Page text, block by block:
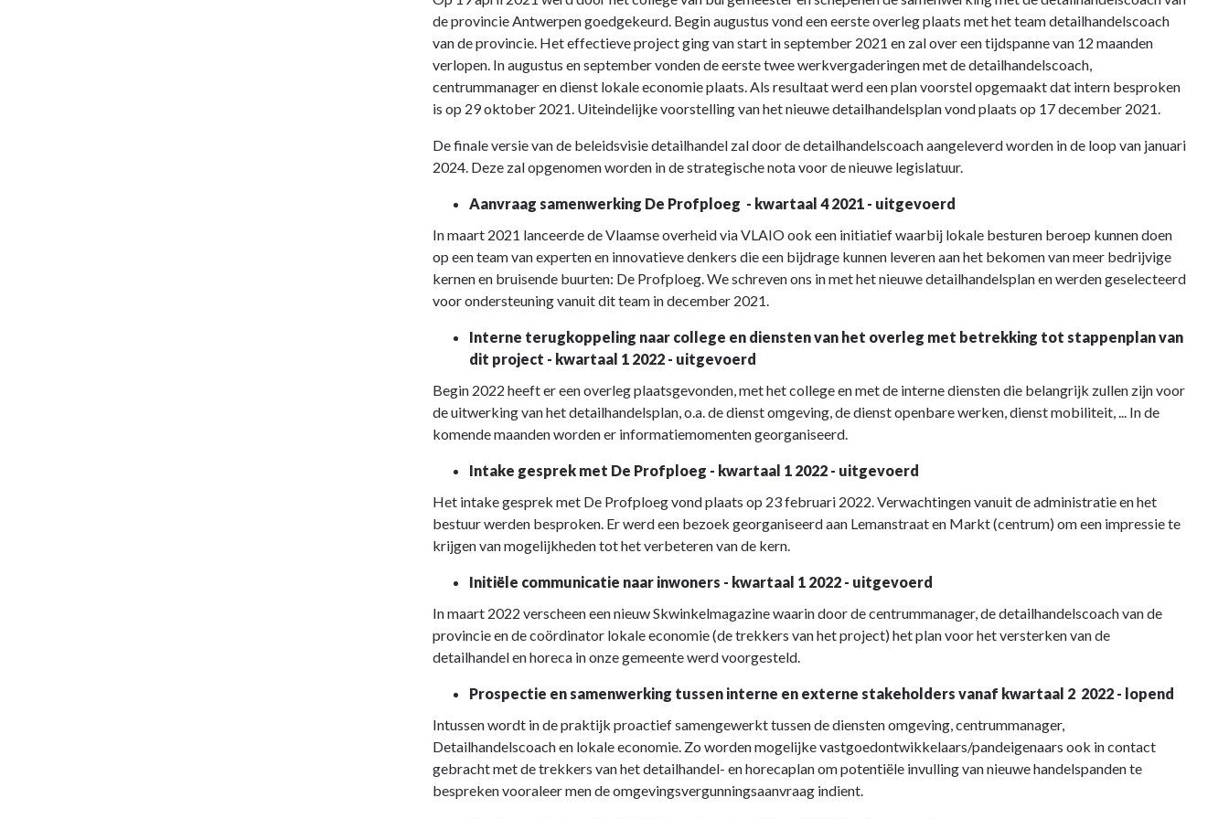
de provincie Antwerpen goedgekeurd. Begin augustus vond een eerste overleg plaats met het team detailhandelscoach
van de provincie. Het effectieve project ging van start in september 2021 en zal over een tijdspanne van 12 maanden
verlopen. In augustus en september vonden de eerste twee werkvergaderingen met de detailhandelscoach,
centrummanager en dienst lokale economie plaats. Als resultaat werd een plan voorstel opgemaakt dat intern besproken
is op 29 oktober 2021. Uiteindelijke voorstelling van het nieuwe detailhandelsplan vond plaats op 17 december 2021.
De finale versie van de beleidsvisie detailhandel zal door de detailhandelscoach aangeleverd worden in de loop van januari
2024. Deze zal opgenomen worden in de strategische nota voor de nieuwe legislatuur.
Aanvraag samenwerking De Profploeg - kwartaal 4 2021 - uitgevoerd
In maart 2021 lanceerde de Vlaamse overheid via VLAIO ook een initiatief waarbij lokale besturen beroep kunnen doen
op een team van experten en innovatieve denkers die een bijdrage kunnen leveren aan het bekomen van meer bedrijvige
kernen en bruisende buurten: De Profploeg. We schreven ons in met het nieuwe detailhandelsplan en werden geselecteerd
voor ondersteuning vanuit dit team in december 2021.
Interne terugkoppeling naar college en diensten van het overleg met betrekking tot stappenplan van
dit project - kwartaal 1 2022 - uitgevoerd
Begin 2022 heeft er een overleg plaatsgevonden, met het college en met de interne diensten die belangrijk zullen zijn voor
de uitwerking van het detailhandelsplan, o.a. de dienst omgeving, de dienst openbare werken, dienst mobiliteit, ... In de
komende maanden worden er informatiemomenten georganiseerd.
Intake gesprek met De Profploeg - kwartaal 1 2022 - uitgevoerd
Het intake gesprek met De Profploeg vond plaats op 23 februari 2022. Verwachtingen vanuit de administratie en het
bestuur werden besproken. Er werd een bezoek georganiseerd aan Lemanstraat en Markt (centrum) om een impressie te
krijgen van mogelijkheden tot het verbeteren van de kern.
Initiële communicatie naar inwoners - kwartaal 1 2022 - uitgevoerd
In maart 2022 verscheen een nieuw Skwinkelmagazine waarin door de centrummanager, de detailhandelscoach van de
provincie en de coördinator lokale economie (de trekkers van het project) het plan voor het versterken van de
detailhandel en horeca in onze gemeente werd voorgesteld.
Prospectie en samenwerking tussen interne en externe stakeholders vanaf kwartaal 2 2022 - lopend
Intussen wordt in de praktijk proactief samengewerkt tussen de diensten omgeving, centrummanager,
Detailhandelscoach en lokale economie. Zo worden mogelijke vastgoedontwikkelaars/pandeigenaars ook in contact
gebracht met de trekkers van het detailhandel- en horecaplan om potentiële invulling van nieuwe handelspanden te
bespreken vooraleer men de omgevingsvergunningsaanvraag indient.